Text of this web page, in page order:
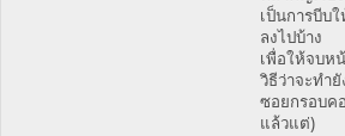
เป็นการบีบ
ลงไปบ้าง
เพื่อให้จบห
วิธีว่าจะทำ
ซอยกรอบค
แล้วแต่)